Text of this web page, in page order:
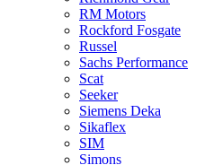
RM Motors
Rockford Fosgate
Russel
Sachs Performance
Scat
Seeker
Siemens Deka
Sikaflex
SIM
Simons